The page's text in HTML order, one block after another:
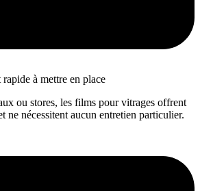
à mettre en place
ou stores, les films pour vitrages offrent
ne nécessitent aucun entretien particulier.